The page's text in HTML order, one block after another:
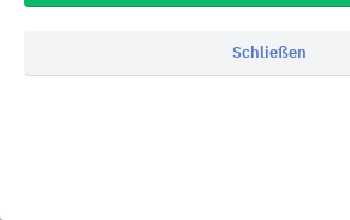
Innenraumluftqualität beiträgt.
Schließen